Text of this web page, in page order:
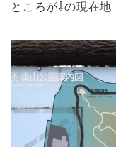
ところが⇩の現在地